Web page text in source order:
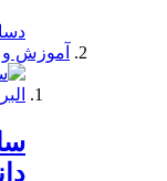
دسامبر
آموزش